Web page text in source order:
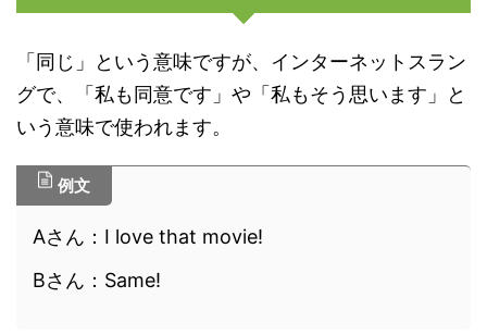
「同じ」という意味ですが、インターネットスラン
グで、「私も同意です」や「私もそう思います」と
いう意味で使われます。
例文
Aさん：I love that movie!
Bさん：Same!